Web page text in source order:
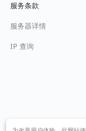
服务条款
服务器详情
IP 查询